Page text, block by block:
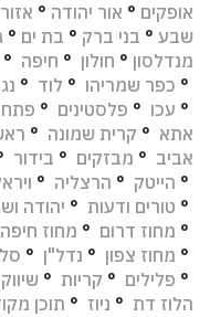
אופקים ° אור יהודה ° אזור
שבע ° בני ברק ° בת ים °
מנדלסון ° חולון ° חיפה °
° כפר שמריהו ° לוד °
° עכו ° פלסטינים ° פתח
אתא ° קרית שמונה °
אביב ° מבזקים ° בידור
° הייטק ° הרצליה °
° טורים ודעות ° יהודה
° מחוז דרום ° מחוז חיפה
° מחוז צפון ° נדל"ן °
° פלילים ° קריות °
הלוז דת ° ניוז ° תוכן